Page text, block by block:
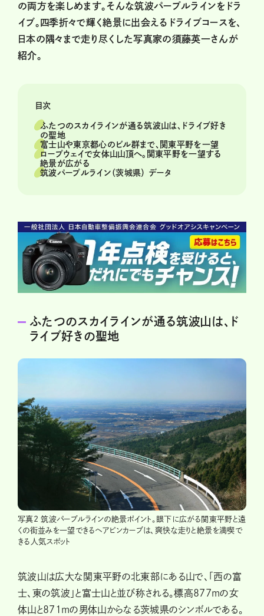
の両方を楽しめます。そんな筑波パープルラインをドラ
イブ。四季折々で輝く絶景に出会えるドライブコースを、
日本の隅々まで走り尽くした写真家の須藤英一さんが
紹介。
目次
ふたつのスカイラインが通る筑波山は、ドライブ好き
の聖地
富士山や東京都心のビル群まで、関東平野を一望
ロープウェイで女体山山頂へ。関東平野を一望する
絶景が広がる
筑波パープルライン（茨城県） データ
ふたつのスカイラインが通る筑波山は、ド
ライブ好きの聖地
写真2 筑波パープルラインの絶景ポイント。眼下に広がる関東平野と遠
くの街並みを一望できるヘアピンカーブは、爽快な走りと絶景を満喫で
きる人気スポット
筑波山は広大な関東平野の北東部にある山で、「西の富
士、東の筑波」と富士山と並び称される。標高877mの女
体山と871mの男体山からなる茨城県のシンボルである。